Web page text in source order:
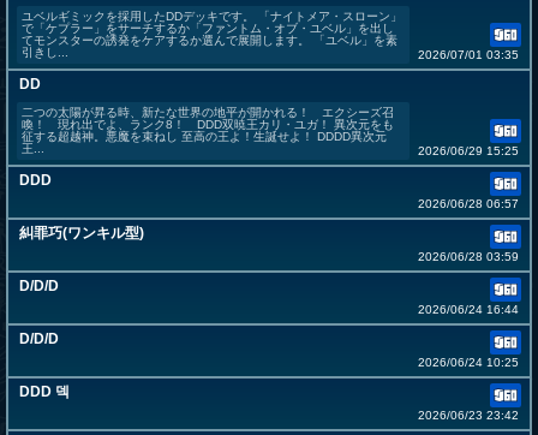
ユベルギミックを採用したDDデッキです。 「ナイトメア・スローン」
で「ケプラー」をサーチするか「ファントム・オブ・ユベル」を出し
てモンスターの誘発をケアするか選んで展開します。 「ユベル」を素
引きし...
2026/07/01 03:35
DD
二つの太陽が昇る時、新たな世界の地平が開かれる！ エクシーズ召
喚！ 現れ出でよ、ランク8！ DDD双暁王カリ・ユガ！ 異次元をも
征する超越神。悪魔を束ねし 至高の王よ！生誕せよ！ DDDD異次元
王...
2026/06/29 15:25
DDD
2026/06/28 06:57
糾罪巧(ワンキル型)
2026/06/28 03:59
D/D/D
2026/06/24 16:44
D/D/D
2026/06/24 10:25
DDD 덱
2026/06/23 23:42